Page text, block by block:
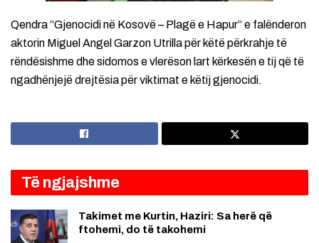
Qendra “Gjenocidi në Kosovë – Plagë e Hapur” e falënderon
aktorin Miguel Angel Garzon Utrilla për këtë përkrahje të
rëndësishme dhe sidomos e vlerëson lart kërkesën e tij që të
ngadhënjejë drejtësia për viktimat e këtij gjenocidi.
Të ngjajshme
Takimet me Kurtin, Haziri: Sa herë që
ftohemi, do të takohemi